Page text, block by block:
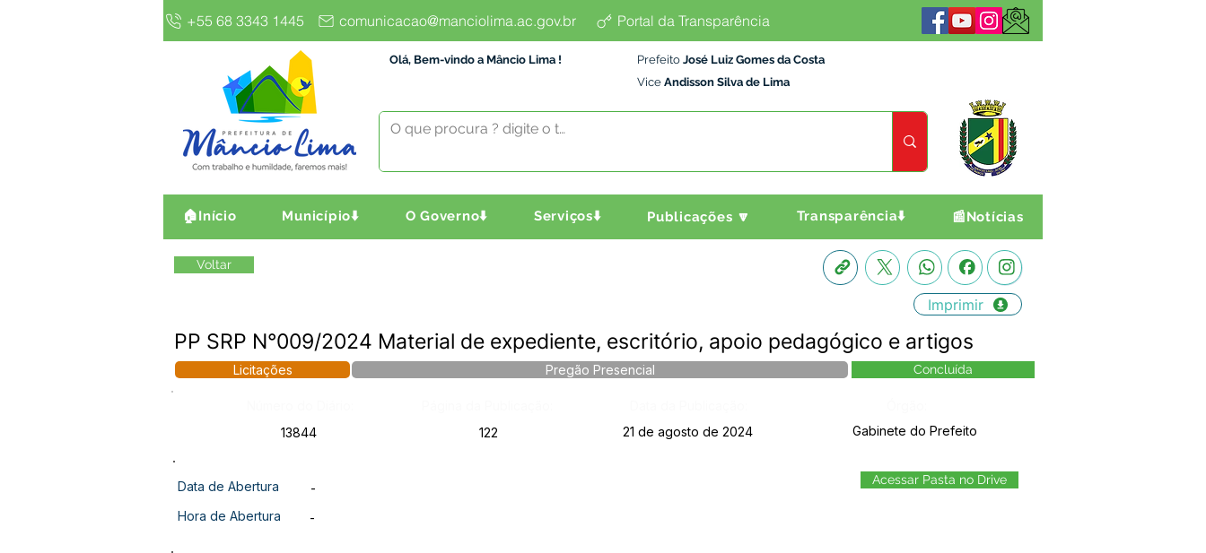
+55 68 3343 1445 comunicacao@manciolima.ac.gov.br Portal da Transparência
Olá, Bem-vindo a Mâncio Lima ! Prefeito José Luiz Gomes da Costa
Vice Andisson Silva de Lima
🏠Início Município⬇️ O Governo⬇️ Serviços⬇️ Publicações 🔽 Transparência⬇️ 📰Notícias
Voltar
Imprimir
PP SRP N°009/2024 Material de expediente, escritório, apoio pedagógico e artigos
Licitações Pregão Presencial Concluída
13844
122 21 de agosto de 2024 Gabinete do Prefeito
Data de Abertura
-
Hora de Abertura
-
Acessar Pasta no Drive